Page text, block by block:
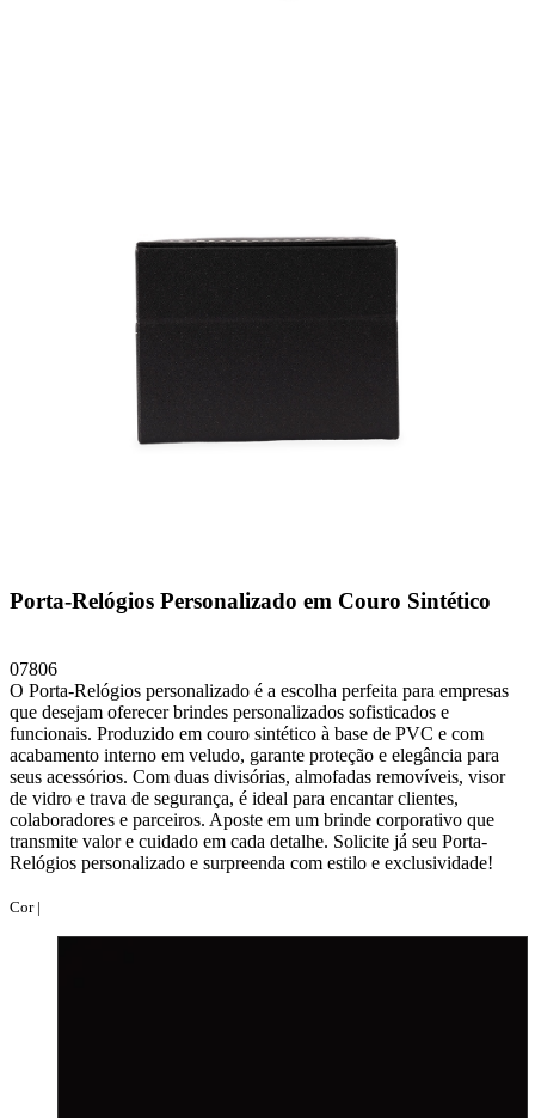
Porta-Relógios Personalizado em Couro Sintético
07806
O Porta-Relógios personalizado é a escolha perfeita para empresas
que desejam oferecer brindes personalizados sofisticados e
funcionais. Produzido em couro sintético à base de PVC e com
acabamento interno em veludo, garante proteção e elegância para
seus acessórios. Com duas divisórias, almofadas removíveis, visor
de vidro e trava de segurança, é ideal para encantar clientes,
colaboradores e parceiros. Aposte em um brinde corporativo que
transmite valor e cuidado em cada detalhe. Solicite já seu Porta-
Relógios personalizado e surpreenda com estilo e exclusividade!
Cor |